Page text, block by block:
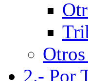
2.- Por